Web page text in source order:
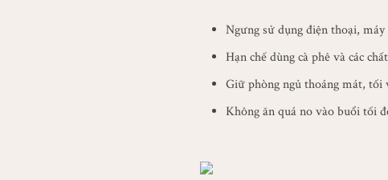
Ngưng sử dụng điện thoại,
Hạn chế dùng cà phê và các
Giữ phòng ngủ thoáng mát, tối
Không ăn quá no vào buổi tối